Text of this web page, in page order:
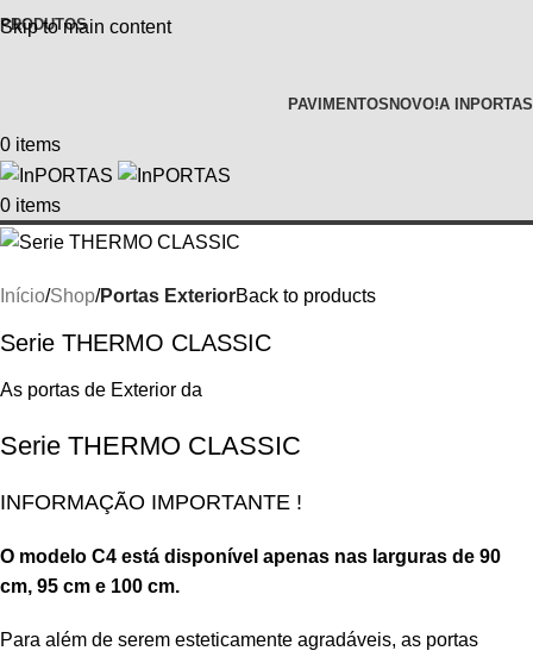
Skip to main content
PRODUTOS
PAVIMENTOS NOVO!A INPORTAS
0 items
0 items
Início Shop Portas ExteriorBack to products
Serie THERMO CLASSIC
As portas de Exterior da
Serie THERMO CLASSIC
INFORMAÇÃO IMPORTANTE !
O modelo C4 está disponível apenas nas larguras de 90
cm, 95 cm e 100 cm.
Para além de serem esteticamente agradáveis, as portas